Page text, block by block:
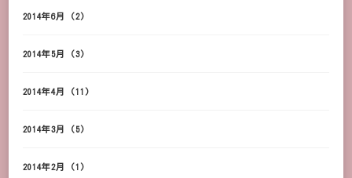
2014年6月 (2)
2014年5月 (3)
2014年4月 (11)
2014年3月 (5)
2014年2月 (1)